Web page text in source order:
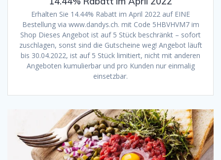
Erhalten Sie 14.44% Rabatt im April 2022 auf EINE
Bestellung via www.dandys.ch. mit Code 5HBVHVM7 im
Shop Dieses Angebot ist auf 5 Stück beschränkt – sofort
zuschlagen, sonst sind die Gutscheine weg! Angebot läuft
bis 30.04.2022, ist auf 5 Stück limitiert, nicht mit anderen
Angeboten kumulierbar und pro Kunden nur einmalig
einsetzbar.